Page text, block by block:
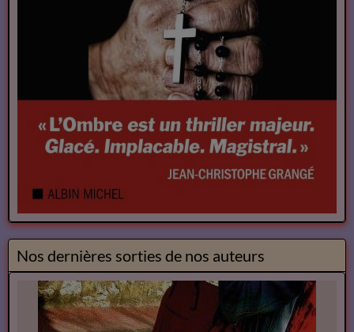
Nos dernières sorties de nos auteurs